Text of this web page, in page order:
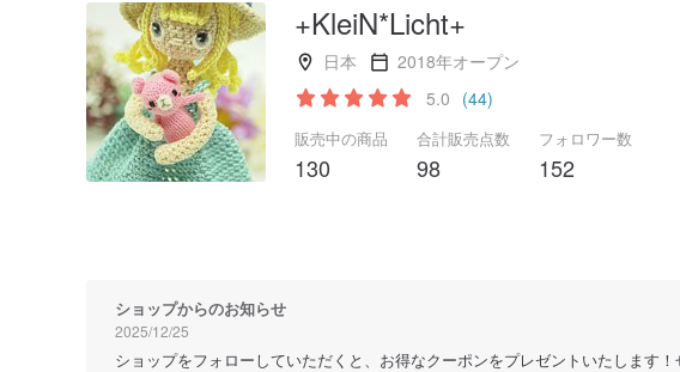
+KleiN*Licht+
日本
2018年オープン
5.0 (44)
販売中の商品
130
合計販売点数
98
フォロワー数
152
ショップからのお知らせ
2025/12/25
ショップをフォローしていただくと、お得なクーポンをプレゼントいたします